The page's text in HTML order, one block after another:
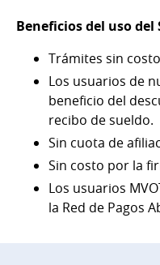
Beneficios del uso del
Trámites sin
Los usuarios de
beneficio del
recibo de sueldo.
Sin cuota de
Sin costo por la
Los usuarios
la Red de Pagos